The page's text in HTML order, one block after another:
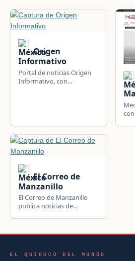
Origen
Informativo
Portal de noticias Origen
Informativo, con
El Correo de
Manzanillo
El Correo de Manzanillo
publica noticias de
EL QUIOSCO DEL MUNDO